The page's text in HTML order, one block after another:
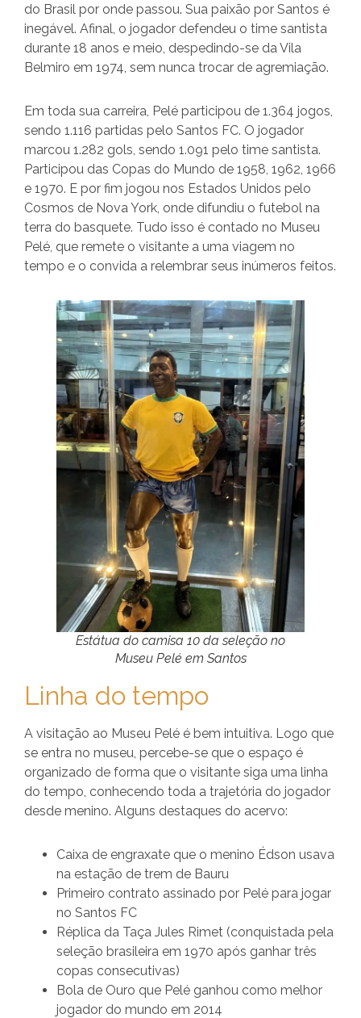
do Brasil por onde passou. Sua paixão por Santos é
inegável. Afinal, o jogador defendeu o time santista
durante 18 anos e meio, despedindo-se da Vila
Belmiro em 1974, sem nunca trocar de agremiação.
Em toda sua carreira, Pelé participou de 1.364 jogos,
sendo 1.116 partidas pelo Santos FC. O jogador
marcou 1.282 gols, sendo 1.091 pelo time santista.
Participou das Copas do Mundo de 1958, 1962, 1966
e 1970. E por fim jogou nos Estados Unidos pelo
Cosmos de Nova York, onde difundiu o futebol na
terra do basquete. Tudo isso é contado no Museu
Pelé, que remete o visitante a uma viagem no
tempo e o convida a relembrar seus inúmeros feitos.
Estátua do camisa 10 da seleção no
Museu Pelé em Santos
Linha do tempo
A visitação ao Museu Pelé é bem intuitiva. Logo que
se entra no museu, percebe-se que o espaço é
organizado de forma que o visitante siga uma linha
do tempo, conhecendo toda a trajetória do jogador
desde menino. Alguns destaques do acervo:
Caixa de engraxate que o menino Édson usava
na estação de trem de Bauru
Primeiro contrato assinado por Pelé para jogar
no Santos FC
Réplica da Taça Jules Rimet (conquistada pela
seleção brasileira em 1970 após ganhar três
copas consecutivas)
Bola de Ouro que Pelé ganhou como melhor
jogador do mundo em 2014